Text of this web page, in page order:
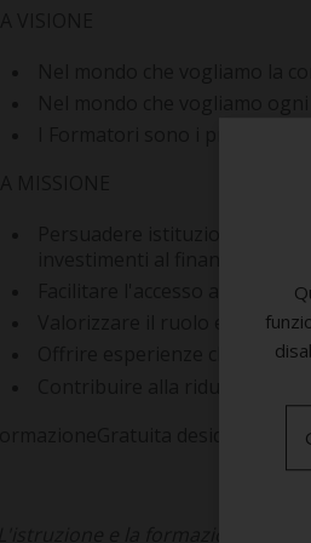
Nel mondo che vogliamo
Persuadere istituzioni, enti,
Facilitare l'accesso alla
Valorizzare il ruolo e la
Offrire esperienze che
Contribuire alla riduzione
FormazioneGratuita desidera
“L'istruzione e la formazione